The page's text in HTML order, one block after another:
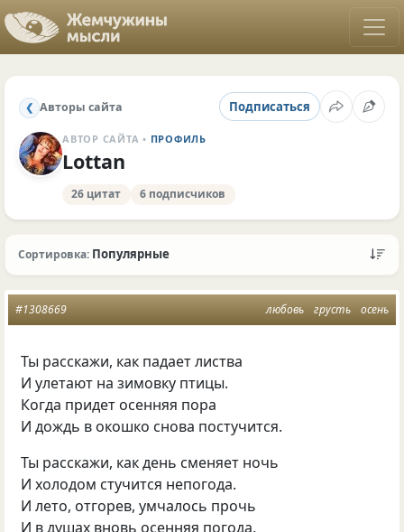
❮ Авторы сайта Подписаться
АВТОР САЙТА • ПРОФИЛЬ
Lottan
26 цитат 6 подписчиков
Сортировка: Популярные
любовь грусть осень
#1308669
Ты расскажи, как падает листва
И улетают на зимовку птицы.
Когда придет осенняя пора
И дождь в окошко снова постучится.
Ты расскажи, как день сменяет ночь
И холодом стучится непогода.
И лето, отгорев, умчалось прочь
И в душах вновь осенняя погода.